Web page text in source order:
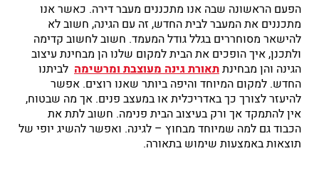
הפעם הראשונה שבה אנו מתכננים מעבר דירה. כאשר אנו
מתכננים את המעבר לבית החדש, זה עם הגינה, חשוב לא
להישאר מסוחררים בגלל גודל המעמד. חשוב לחשוב קדימה
ולתכנן, איך הופכים את הבית למקום שלנו הן מבחינת עיצוב
הגינה והן מבחינתתאורת גינה מעוצבת ומרשימה לביתנו
החדש. למקום המיוחד והיפה ביותר שאנו רוצים. אפשר
להיעזר לצורך כך באדריכלית או במעצב פנים. אך מה שבטוח,
אין להתמקד אך ורק בעיצוב הבית פנימה. חשוב לתת את
הכבוד גם למה שמיוחד מבחוץ – לגינה. ואפשר להשיג יופי של
תוצאות באמצעות שימוש בתאורה.